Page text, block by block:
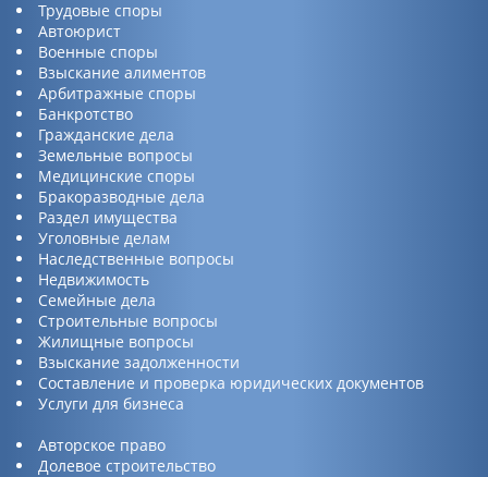
Трудовые споры
Автоюрист
Военные споры
Взыскание алиментов
Арбитражные споры
Банкротство
Гражданские дела
Земельные вопросы
Медицинские споры
Бракоразводные дела
Раздел имущества
Уголовные делам
Наследственные вопросы
Недвижимость
Семейные дела
Строительные вопросы
Жилищные вопросы
Взыскание задолженности
Составление и проверка юридических документов
Услуги для бизнеса
Авторское право
Долевое строительство